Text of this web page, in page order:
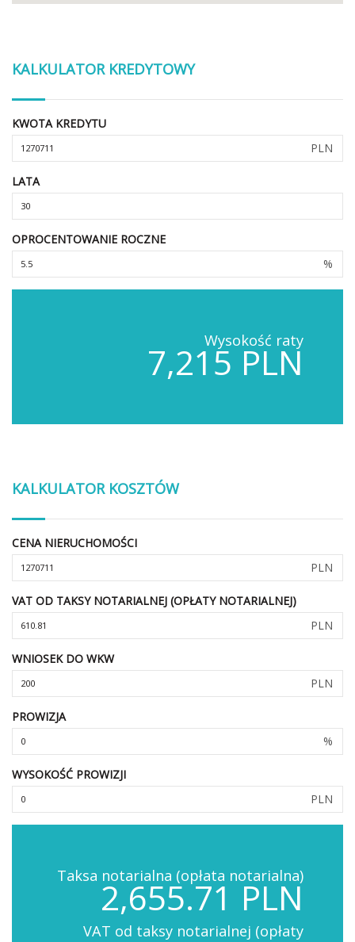
KALKULATOR KREDYTOWY
KWOTA KREDYTU
PLN
LATA
OPROCENTOWANIE ROCZNE
%
Wysokość raty
7,215 PLN
KALKULATOR KOSZTÓW
CENA NIERUCHOMOŚCI
PLN
VAT OD TAKSY NOTARIALNEJ (OPŁATY NOTARIALNEJ)
PLN
WNIOSEK DO WKW
PLN
PROWIZJA
%
WYSOKOŚĆ PROWIZJI
PLN
Taksa notarialna (opłata notarialna)
2,655.71 PLN
VAT od taksy notarialnej (opłaty